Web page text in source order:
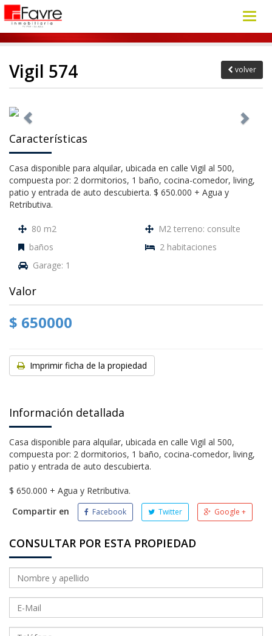
volver
Vigil 574
Características
Casa disponible para alquilar, ubicada en calle Vigil al 500,
compuesta por: 2 dormitorios, 1 baño, cocina-comedor, living,
patio y entrada de auto descubierta. $ 650.000 + Agua y
Retributiva.
80 m2
M2 terreno: consulte
baños
2 habitaciones
Garage: 1
Valor
$ 650000
Imprimir ficha de la propiedad
Información detallada
Casa disponible para alquilar, ubicada en calle Vigil al 500,
compuesta por: 2 dormitorios, 1 baño, cocina-comedor, living,
patio y entrada de auto descubierta.
$ 650.000 + Agua y Retributiva.
Compartir en
Facebook Twitter Google +
CONSULTAR POR ESTA PROPIEDAD